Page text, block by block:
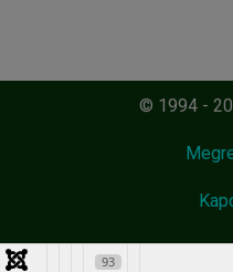
© 1994 -
93